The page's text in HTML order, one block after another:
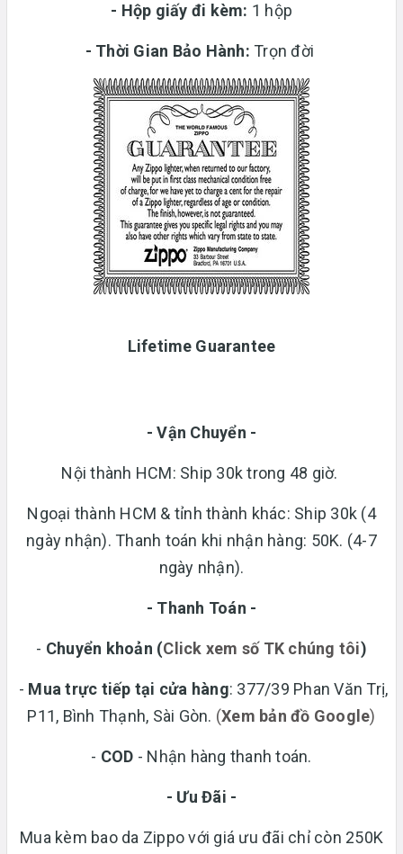
- Hộp giấy đi kèm: 1 hộp
- Thời Gian Bảo Hành: Trọn đời
Lifetime Guarantee
- Vận Chuyển -
Nội thành HCM: Ship 30k trong 48 giờ.
Ngoại thành HCM & tỉnh thành khác: Ship 30k (4
ngày nhận). Thanh toán khi nhận hàng: 50K. (4-7
ngày nhận).
- Thanh Toán -
- Chuyển khoản (Click xem số TK chúng tôi)
- Mua trực tiếp tại cửa hàng: 377/39 Phan Văn Trị,
P11, Bình Thạnh, Sài Gòn. (Xem bản đồ Google)
- COD - Nhận hàng thanh toán.
- Ưu Đãi -
Mua kèm bao da Zippo với giá ưu đãi chỉ còn 250K